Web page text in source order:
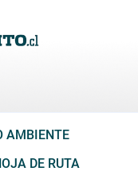
AMBIENTE
DE RUTA